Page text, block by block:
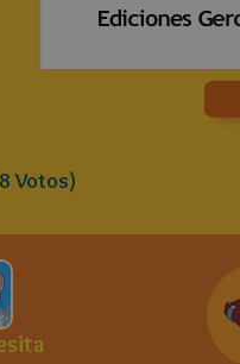
8Votos)